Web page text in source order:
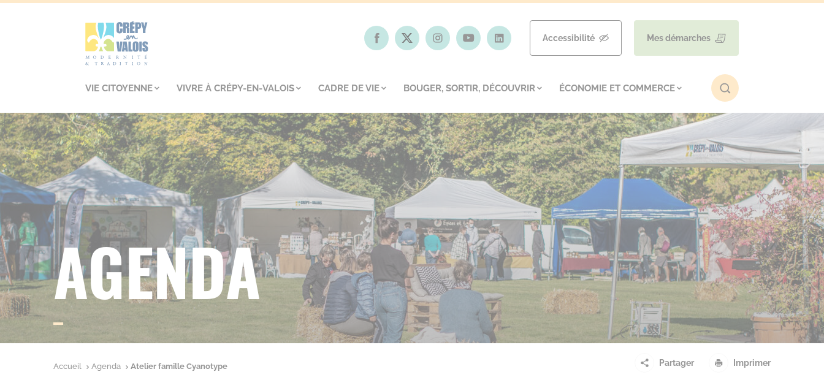
Accessibilité Mes démarches
VIE CITOYENNE VIVRE À CRÉPY-EN-VALOIS CADRE DE VIE BOUGER, SORTIR, DÉCOUVRIR ÉCONOMIE ET COMMERCE
AGENDA
Accueil Agenda Atelier famille Cyanotype Partager Imprimer